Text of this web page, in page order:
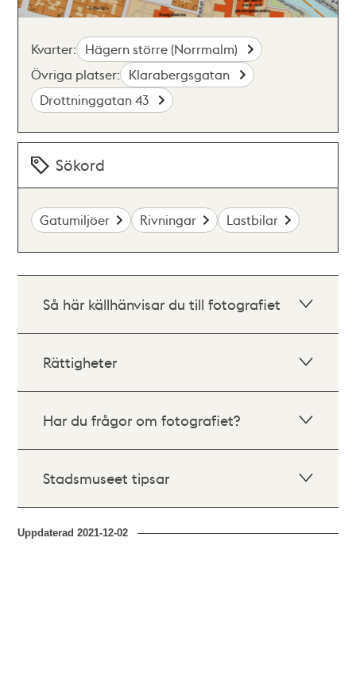
Kvarter: Hägern större (Norrmalm)
Övriga platser: Klarabergsgatan
Drottninggatan 43
Sökord
Gatumiljöer Rivningar Lastbilar
Så här källhänvisar du till fotografiet
Rättigheter
Har du frågor om fotografiet?
Stadsmuseet tipsar
Uppdaterad2021-12-02